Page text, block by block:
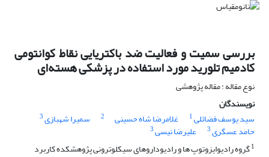
بررسی سمیت و فعالیت ضد باکتریایی نقاط کوانتومی
کادمیم تلورید مورد استفاده در پزشکی هسته‌ای
نوع مقاله : مقاله پژوهشی
نویسندگان
سید یوسف فضائلی1 غلامرضا شاه حسینی 2 سمیرا شهبازی3
حامد عسگری3 علیرضا نیسی3
1گروه رادیوایزوتوپ ها و رادیوداروهای سیکلوترونی پژوهشکده کاربرد